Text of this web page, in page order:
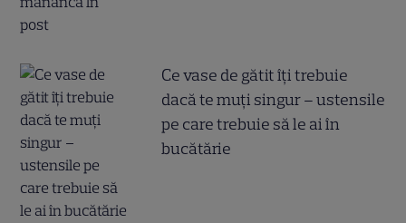
Ce vase de gătit îți trebuie
dacă te muți singur – ustensile
pe care trebuie să le ai în
bucătărie